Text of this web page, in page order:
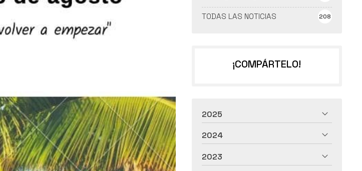
TODAS LAS NOTICIAS 208
¡COMPÁRTELO!
2025
2024
2023